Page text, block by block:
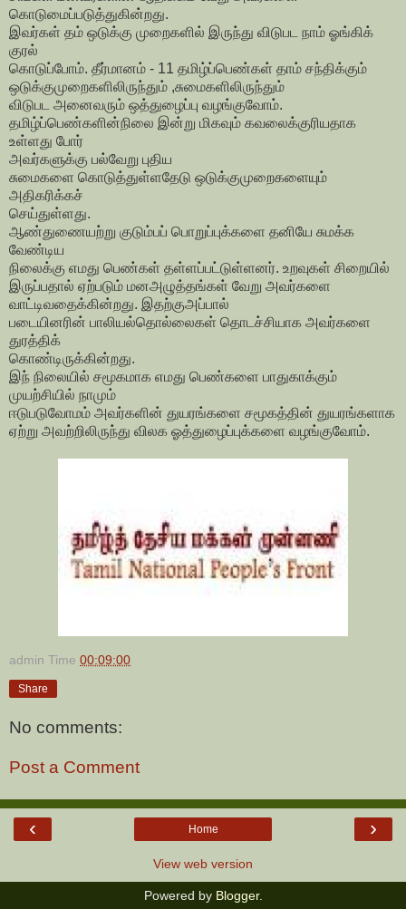
கொடுமைப்படுத்துகின்றது.
இவர்கள் தம் ஒடுக்கு முறைகளில் இருந்து விடுபட நாம் ஓங்கிக்
குரல்
கொடுப்போம். தீர்மானம் - 11 தமிழ்ப்பெண்கள் தாம் சந்திக்கும்
ஒடுக்குமுறைகளிலிருந்தும் ,சுமைகளிலிருந்தும்
விடுபட அனைவரும் ஒத்துழைப்பு வழங்குவோம்.
தமிழ்ப்பெண்களின்நிலை இன்று மிகவும் கவலைக்குரியதாக
உள்ளது போர்
அவர்களுக்கு பல்வேறு புதிய
சுமைகளை கொடுத்துள்ளதேடு ஒடுக்குமுறைகளையும்
அதிகரிக்கச்
செய்துள்ளது.
ஆண்துணையற்று குடும்பப் பொறுப்புக்களை தனியே சுமக்க
வேண்டிய
நிலைக்கு எமது பெண்கள் தள்ளப்பட்டுள்ளனர். உறவுகள் சிறையில்
இருப்பதால் ஏற்படும் மனஅழுத்தங்கள் வேறு அவர்களை
வாட்டிவதைக்கின்றது. இதற்குஅப்பால்
படையினரின் பாலியல்தொல்லைகள் தொடச்சியாக அவர்களை
துரத்திக்
கொண்டிருக்கின்றது.
இந் நிலையில் சமூகமாக எமது பெண்களை பாதுகாக்கும்
முயற்சியில் நாமும்
ஈடுபடுவோமம் அவர்களின் துயரங்களை சமூகத்தின் துயரங்களாக
ஏற்று அவற்றிலிருந்து விலக ஓத்துழைப்புக்களை வழங்குவோம்.
admin Time 00:09:00
Share
No comments:
Post a Comment
‹ ›
Home
View web version
Powered by Blogger.